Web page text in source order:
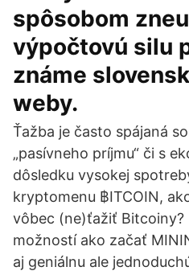
spôsobom
výpočtovú silu
známe
weby.
Ťažba je často spájaná
„pasívneho príjmu“ či s
dôsledku vysokej
kryptomenu ฿ITCOIN,
vôbec (ne)ťažiť Bitcoiny?
možností ako začať
aj geniálnu ale